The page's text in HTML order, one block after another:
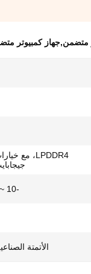
جيجابايت/16
-10 ~ 70 درجة مئوية
الأتمتة